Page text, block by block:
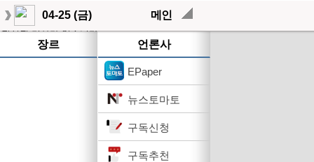
04-25 (금) 메인
장르 언론사
EPaper
뉴스토마토
구독신청
구독추천
작성된 기사가 없습니다.